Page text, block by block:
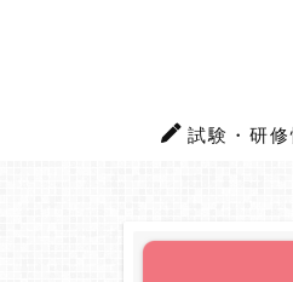
試験・研修